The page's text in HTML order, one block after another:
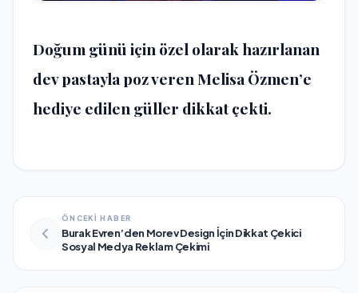
Doğum günü için özel olarak hazırlanan
dev pastayla poz veren Melisa Özmen’e
hediye edilen güller dikkat çekti.
ÖNCEKİ HABER
Burak Evren’den Morev Design İçin Dikkat Çekici
Sosyal Medya Reklam Çekimi